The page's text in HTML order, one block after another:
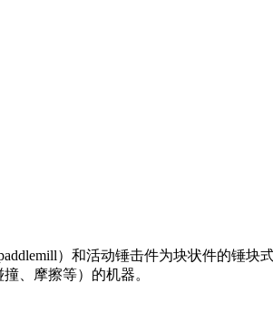
）和活动锤击件为块状件的锤块
、摩擦等）的机器。